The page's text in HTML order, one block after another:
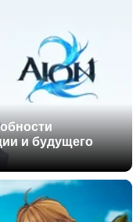
и будущего